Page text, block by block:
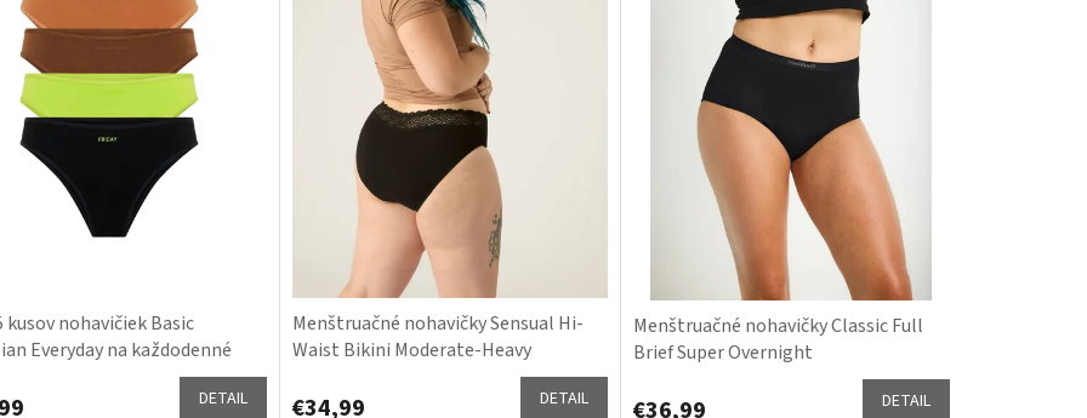
kusov nohavičiek Basic
Everyday na každodenné
DETAIL
Menštruačné nohavičky Sensual Hi-
Waist Bikini Moderate-Heavy
€34,99 DETAIL
Menštruačné nohavičky Classic Full
Brief Super Overnight
€36,99 DETAIL